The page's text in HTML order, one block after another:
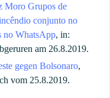
Moro Grupos de
conjunto no
no WhatsApp, in:
am 26.8.2019.
gegen Bolsonaro,
vom 25.8.2019.